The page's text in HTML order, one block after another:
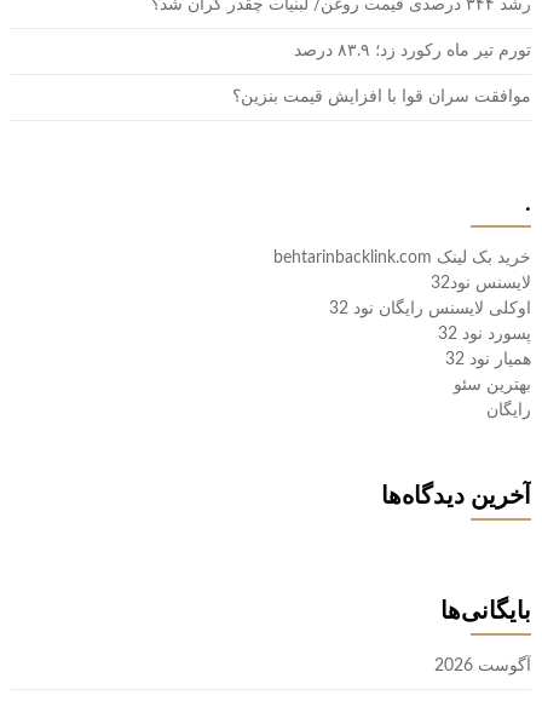
رشد ۳۴۴ درصدی قیمت روغن/ لبنیات چقدر گران شد؟
تورم تیر ماه رکورد زد؛ ۸۳.۹ درصد
موافقت سران قوا با افزایش قیمت بنزین؟
.
خرید بک لینک behtarinbacklink.com
لایسنس نود32
اوکلی لایسنس رایگان نود 32
پسورد نود 32
همیار نود 32
بهترین سئو
رایگان
آخرین دیدگاه‌ها
بایگانی‌ها
آگوست 2026